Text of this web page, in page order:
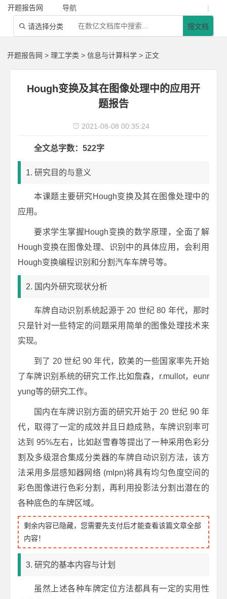
开题报告网 导航 |
 请选择分类 搜文档
开题报告网 >理工学类 >信息与计算科学 > 正文
Hough变换及其在图像处理中的应用开
题报告
 2021-08-08 00:35:24
全文总字数：522字
1. 研究目的与意义
本课题主要研究Hough变换及其在图像处理中的
应用。
要求学生掌握Hough变换的数学原理，全面了解
Hough变换在图像处理、识别中的具体应用，会利用
Hough变换编程识别和分割汽车车牌号等。
2. 国内外研究现状分析
车牌自动识别系统起源于 20 世纪 80 年代，那时
只是针对一些特定的问题采用简单的图像处理技术来
实现。
到了 20 世纪 90 年代，欧美的一些国家率先开始
了车牌识别系统的研究工作,比如詹森，r.mullot，eunr
yung等的研究工作。
国内在车牌识别方面的研究开始于 20 世纪 90 年
代，取得了一定的成效并且日趋成熟，车牌识别率可
达到 95%左右，比如赵雪春等提出了一种采用色彩分
割及多级混合集成分类器的车牌自动识别方法，该方
法采用多层感知器网络 (mlpn)将具有均匀色度空间的
彩色图像进行色彩分割，再利用投影法分割出潜在的
各种底色的车牌区域。
剩余内容已隐藏，您需要先支付后才能查看该篇文章全部
内容！
3. 研究的基本内容与计划
虽然上述各种车牌定位方法都具有一定的实用性